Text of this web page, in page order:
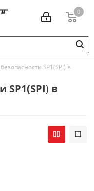
0
SP1(SPI) в
SP1(SPI) в